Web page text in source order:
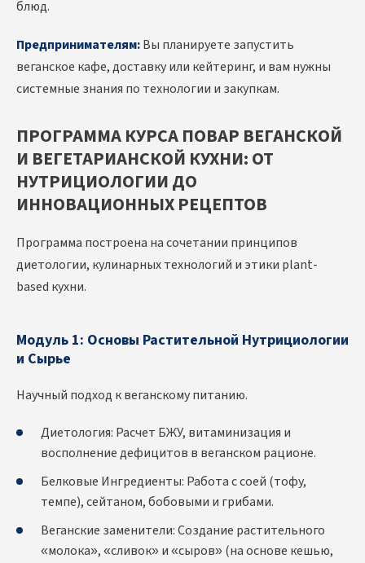
блюд.
Предпринимателям:Вы планируете запустить
веганское кафе, доставку или кейтеринг, и вам нужны
системные знания по технологии и закупкам.
ПРОГРАММА КУРСА ПОВАР ВЕГАНСКОЙ
И ВЕГЕТАРИАНСКОЙ КУХНИ: ОТ
НУТРИЦИОЛОГИИ ДО
ИННОВАЦИОННЫХ РЕЦЕПТОВ
Программа построена на сочетании принципов
диетологии, кулинарных технологий и этики plant-
based кухни.
Модуль 1: Основы Растительной Нутрициологии
и Сырье
Научный подход к веганскому питанию.
Диетология: Расчет БЖУ, витаминизация и
восполнение дефицитов в веганском рационе.
Белковые Ингредиенты: Работа с соей (тофу,
темпе), сейтаном, бобовыми и грибами.
Веганские заменители: Создание растительного
«молока», «сливок» и «сыров» (на основе кешью,